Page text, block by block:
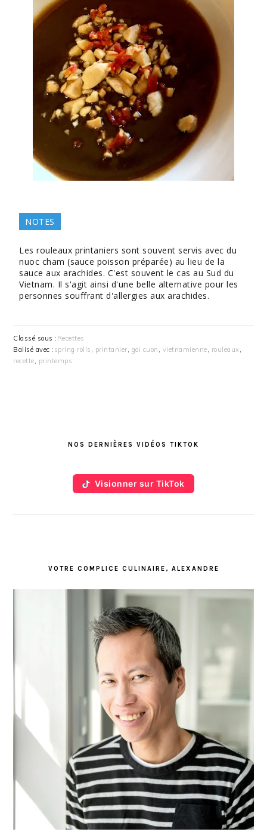
NOTES
Les rouleaux printaniers sont souvent servis avec du
nuoc cham (sauce poisson préparée) au lieu de la
sauce aux arachides. C'est souvent le cas au Sud du
Vietnam. Il s'agit ainsi d'une belle alternative pour les
personnes souffrant d'allergies aux arachides.
Classé sous : Recettes
Balisé avec : spring rolls , printanier, goi cuon , vietnamienne, rouleaux ,
recette, printemps
PRINCIPALENOS DERNIÈRES VIDÉOS TIKTOK
Visionner sur TikTok
VOTRE COMPLICE CULINAIRE, ALEXANDRE